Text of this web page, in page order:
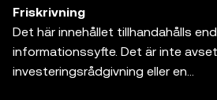
Friskrivning
Det här innehållet tillhandahålls
informationssyfte. Det är inte
investeringsrådgivning eller en
investeringsrekommendation, (ii)